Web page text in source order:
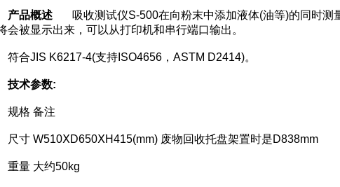
产品概述 吸收测试仪S-500在向粉末中添加液体(油等)的同时测
会被显示出来，可以从打印机和串行端口输出。
合JIS K6217-4(支持ISO4656，ASTM D2414)。
技术参数:
格 备注
寸 W510ⅩD650ⅩH415(mm) 废物回收托盘架置时是D838mm
量 大约50kg